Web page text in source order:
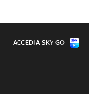
ACCEDI A SKY GO